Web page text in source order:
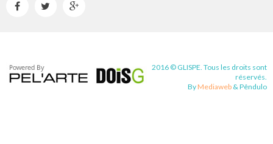
  
2016 © GLISPE. Tous les droits sont
réservés.
By Mediaweb & Pêndulo